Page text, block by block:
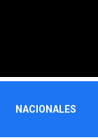
NACIONALES